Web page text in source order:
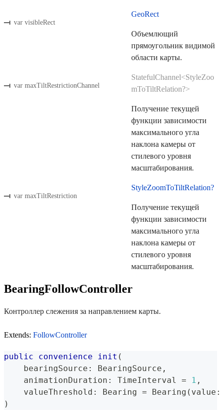
var visibleRect
GeoRect
Объемлющий
прямоугольник видимой
области карты.
var maxTiltRestrictionChannel
StatefulChannel<StyleZoo
mToTiltRelation?>
Получение текущей
функции зависимости
максимального угла
наклона камеры от
стилевого уровня
масштабирования.
var maxTiltRestriction
StyleZoomToTiltRelation?
Получение текущей
функции зависимости
максимального угла
наклона камеры от
стилевого уровня
масштабирования.
BearingFollowController
Контроллер слежения за направлением карты.
Extends: FollowController
public convenience init (
    bearingSource
: BearingSource ,
    animationDuration
: TimeInterval = 1 ,
    valueThreshold
: Bearing = Bearing ( value :
)